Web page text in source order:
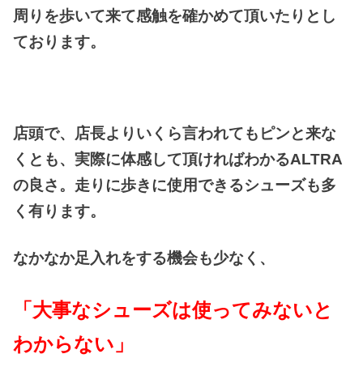
周りを歩いて来て感触を確かめて頂いたりとし
ております。
店頭で、店長よりいくら言われてもピンと来な
くとも、実際に体感して頂ければわかるALTRA
の良さ。走りに歩きに使用できるシューズも多
く有ります。
なかなか足入れをする機会も少なく、
「大事なシューズは使ってみないと
わからない」